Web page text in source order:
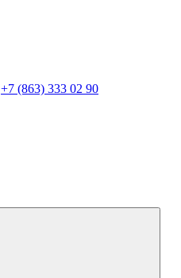
+7 (863) 333 02 90